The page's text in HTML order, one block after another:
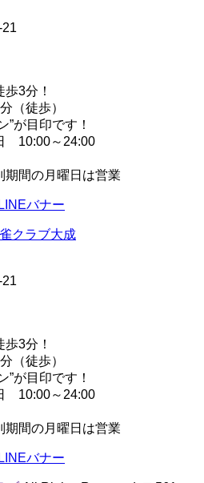
3分！
（徒歩）
”が目印です！
10:00～24:00
間の月曜日は営業
3分！
（徒歩）
”が目印です！
10:00～24:00
間の月曜日は営業